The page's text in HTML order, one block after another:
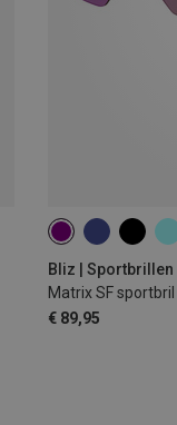
Bliz | Sportbrillen
Matrix SF sportbril
€ 89,95